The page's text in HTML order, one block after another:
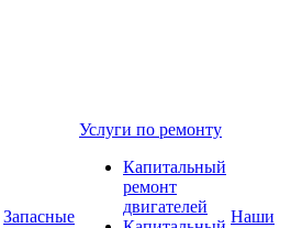
Запасные
Услуги по ремонту
Капитальный
ремонт
двигателей
Наши